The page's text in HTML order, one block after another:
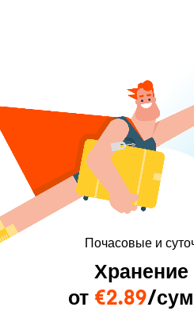
Почасовые и
Хранение
от €2.89/